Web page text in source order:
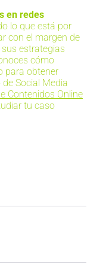
en redes
lo que está por
con el margen de
estrategias
cómo
para obtener
Social Media
Contenidos Online
tu caso